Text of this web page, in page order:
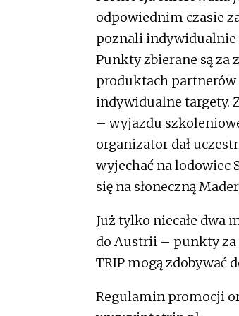
odpowiednim czasie
poznali indywidualnie
Punkty zbierane są za
produktach partnerów
indywidualne targety.
– wyjazdu
organizator dał
wyjechać na lodowiec
się na słoneczną
Już tylko niecałe dwa
do Austrii – punkty za
TRIP mogą zdobywać
Regulamin promocji